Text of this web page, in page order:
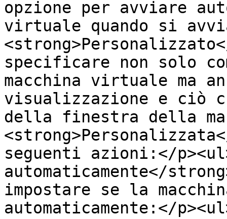
opzione per avviare
virtuale quando si
specificare non solo
macchina virtuale ma
visualizzazione e ciò
della finestra della
seguenti azioni:</
automaticamente</
impostare se la
automaticamente:</